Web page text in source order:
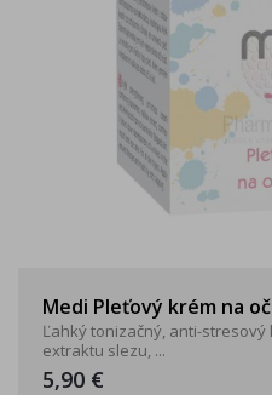
Medi Pleťový krém na
Ľahký tonizačný, anti-
extraktu slezu, ...
5,90 €